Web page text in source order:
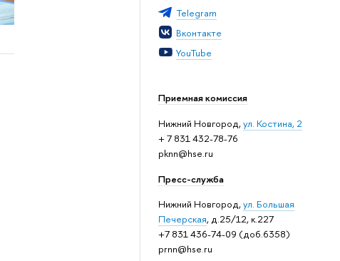
Telegram
Вконтакте
YouTube
Приемная комиссия
Нижний Новгород,ул. Костина, 2
+ 7 831 432-78-76
pknn@hse.ru
Пресс-служба
Нижний Новгород,ул. Большая
Печерская, д.25/12, к.227
+7 831 436-74-09 (доб.6358)
prnn@hse.ru